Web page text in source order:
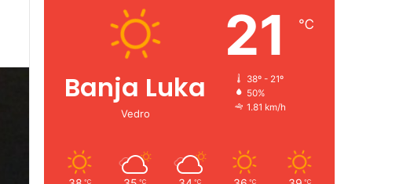
Banja Luka
Vedro
21 ℃
38º - 21º
50%
1.81 km/h
℃ ℃ ℃ ℃ ℃